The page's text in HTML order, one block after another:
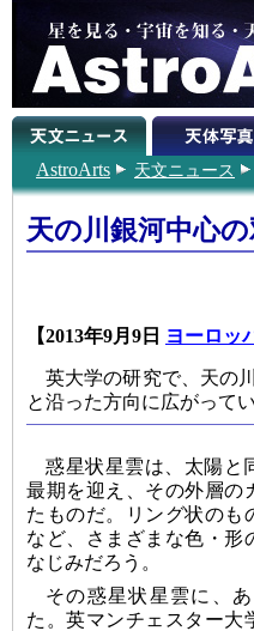
AstroArts 天文ニュース
天の川銀河中心
【2013年9月9日 ヨーロッ
英大学の研究で、天の
と沿った方向に広がって
惑星状星雲は、太陽と
最期を迎え、その外層の
たものだ。リング状のも
など、さまざまな色・形
なじみだろう。
その惑星状星雲に、
た。英マンチェスター大